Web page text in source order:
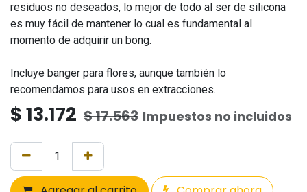
residuos no deseados, lo mejor de todo al ser de silicona
es muy fácil de mantener lo cual es fundamental al
momento de adquirir un bong.
Incluye banger para flores, aunque también lo
recomendamos para usos en extracciones.
$13.172 $17.563 Impuestos no incluidos